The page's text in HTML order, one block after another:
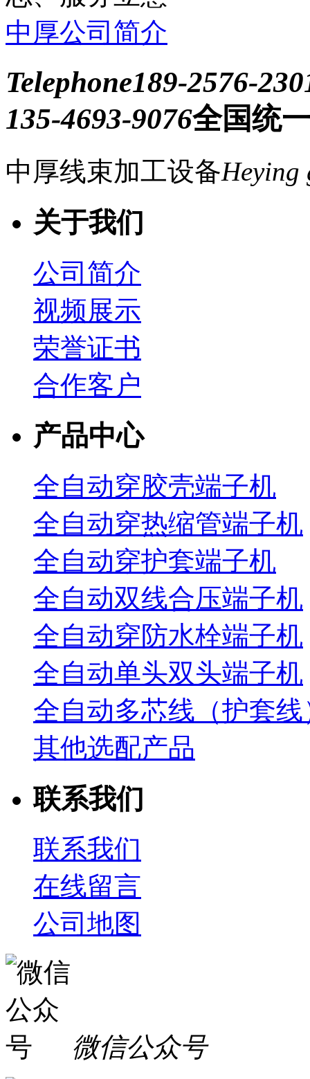
中厚公司简介
Telephone189-2576-
135-4693-9076全国统
中厚线束加工设备Heying
关于我们
公司简介
视频展示
荣誉证书
合作客户
产品中心
全自动穿胶壳端子机
全自动穿热缩管端子机
全自动穿护套端子机
全自动双线合压端子机
全自动穿防水栓端子机
全自动单头双头端子机
全自动多芯线（护套
其他选配产品
联系我们
联系我们
在线留言
公司地图
微信公众号